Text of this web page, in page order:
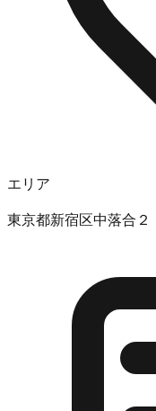
エリア
東京都新宿区中落合２